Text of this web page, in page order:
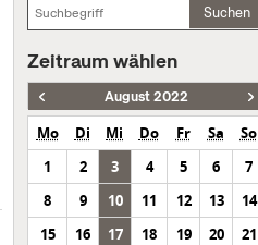
Suchen
Zeitraum wählen
August 2022
Mo Di Mi Do Fr Sa
So
1
2 3 4 5 6
7
8
9 10 11 12 13
14
15
16 17 18 19 20
21